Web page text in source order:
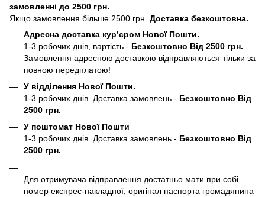
замовленні до 2500 грн.
Якщо замовлення більше 2500 грн. Доставка безкоштовна.
Адресна доставка кур’єром Нової Пошти.
1-3 робочих днів, вартість - Безкоштовно Від 2500 грн.
Замовлення адресною доставкою відправляються тільки за
повною передплатою!
У відділення Нової Пошти.
1-3 робочих днів. Доставка замовлень - Безкоштовно Від
2500 грн.
У поштомат Нової Пошти
1-3 робочих днів. Доставка замовлень - Безкоштовно Від
2500 грн.
Для отримувача відправлення достатньо мати при собі
номер експрес-накладної, оригінал паспорта громадянина